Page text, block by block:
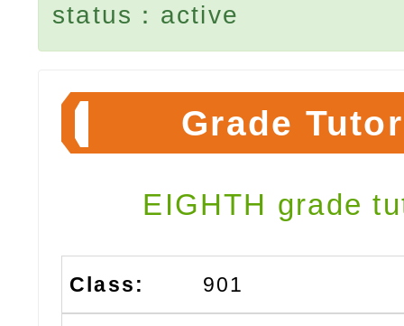
status：active
Grade Tutor
EIGHTH grade
901